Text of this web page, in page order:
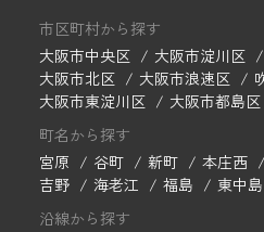
市区町村から探す
大阪市中央区
大阪市淀川区
大阪市北区
大阪市浪速区
大阪市東淀川区
大阪市都島区
町名から探す
宮原
谷町 新町 本庄西
吉野
海老江 福島
東中島
沿線から探す